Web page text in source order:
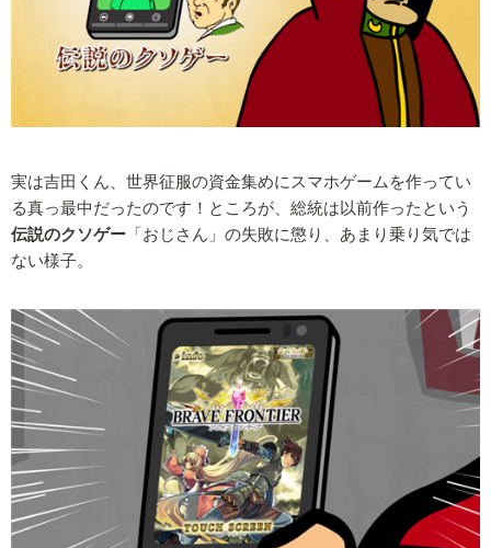
実は吉田くん、世界征服の資金集めにスマホゲームを作ってい
る真っ最中だったのです！ところが、総統は以前作ったという
伝説のクソゲー 「おじさん」の失敗に懲り、あまり乗り気では
ない様子。